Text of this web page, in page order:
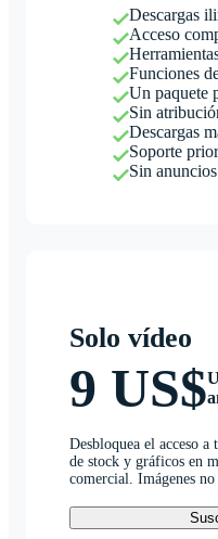
Descargas
Acceso
Funciones
Un paquete
Sin
Descargas
Soporte
Sin anuncios
Solo vídeo
9 US$
Desbloquea el acceso
de stock y gráficos en
comercial. Imágenes